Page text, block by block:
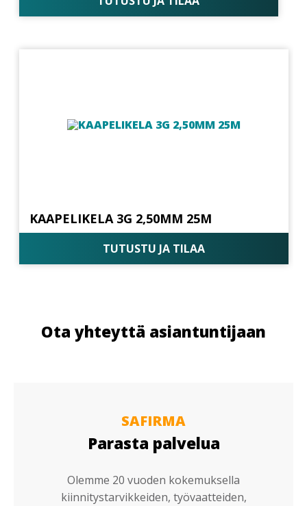
KAAPELIKELA 3G 2,50MM 25M
TUTUSTU JA TILAA
Ota yhteyttä asiantuntijaan
SAFIRMA
Parasta palvelua
Olemme 20 vuoden kokemuksella
kiinnitystarvikkeiden, työvaatteiden,